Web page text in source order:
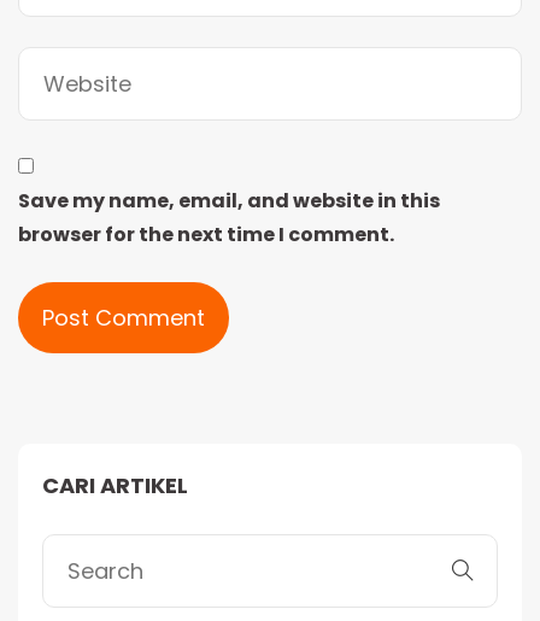
Save my name, email, and website in this
browser for the next time I comment.
CARI ARTIKEL